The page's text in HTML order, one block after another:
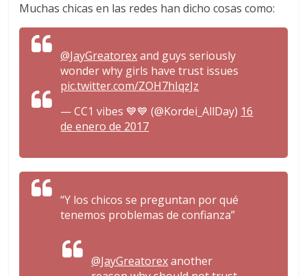
Muchas chicas en las redes han dicho cosas como:
@JayGreatorexand guys seriously
wonder why girls have trust issues
pic.twitter.com/ZOH7hIqzJz
— CC1 vibes 💙💙 (@Kordei_AllDay) 16
de enero de 2017
“Y los chicos se preguntan por qué
tenemos problemas de confianza”
@JayGreatorexanother